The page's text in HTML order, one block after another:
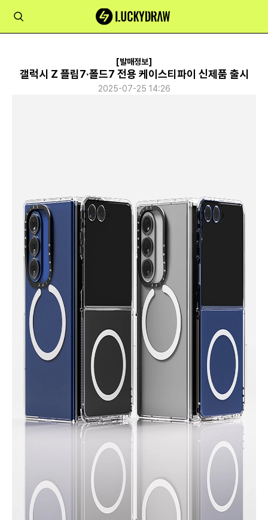
[발매정보]
갤럭시 Z 플립7·폴드7 전용 케이스티파이 신제품 출시
2025-07-25 14:26